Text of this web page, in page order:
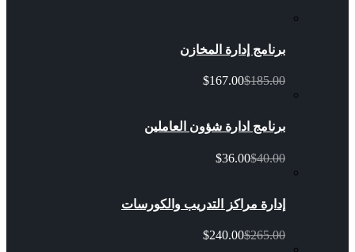
برنامج إدارة المخازن
$167.00$185.00
برنامج ادارة شؤون العاملين
$36.00$40.00
إدارة مراكز التدريب والكورسات
$240.00$265.00